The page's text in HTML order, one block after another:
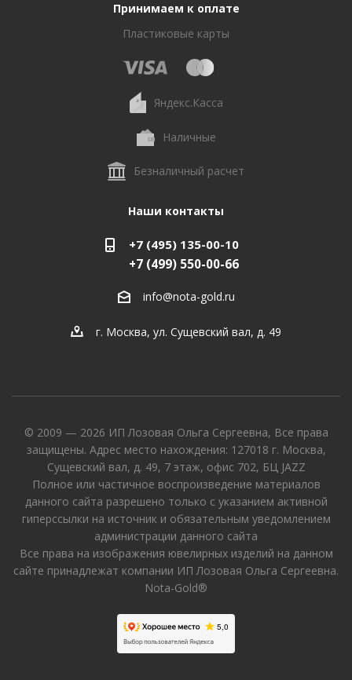
Принимаем к оплате
Пластиковые карты
Яндекс.Касса
Наличные
Безналичный расчет
Наши контакты
+7 (495) 135-00-10
+7 (499) 550-00-66
info@nota-gold.ru
г. Москва, ул. Сущевский вал, д. 49
© 2009 — 2026 ИП Лозовая Ольга Сергеевна, Все права
защищены. Адрес место нахождения: 127018 г. Москва,
Сущевский вал, д. 49, 7 этаж, офис 702, БЦ JAZZ
Полное или частичное воспроизведение материалов
данного сайта разрешено только с указанием активной
гиперссылки на источник и обязательным уведомлением
администрации данного сайта
Все права на изображения ювелирных изделий на данном
сайте принадлежат компании ИП Лозовая Ольга Сергеевна.
Nota-Gold®